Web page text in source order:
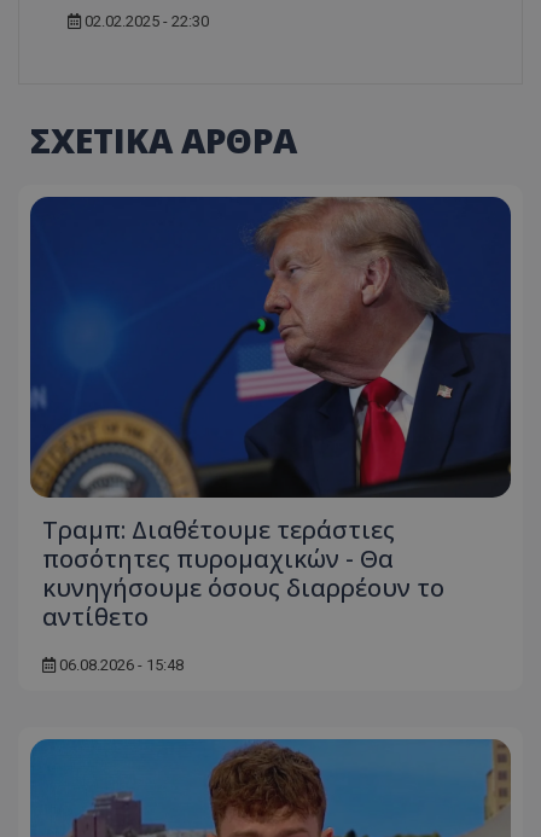
02.02.2025 - 22:30
ΣΧΕΤΙΚΑ ΑΡΘΡΑ
Τραμπ: Διαθέτουμε τεράστιες
ποσότητες πυρομαχικών - Θα
κυνηγήσουμε όσους διαρρέουν το
αντίθετο
06.08.2026 - 15:48